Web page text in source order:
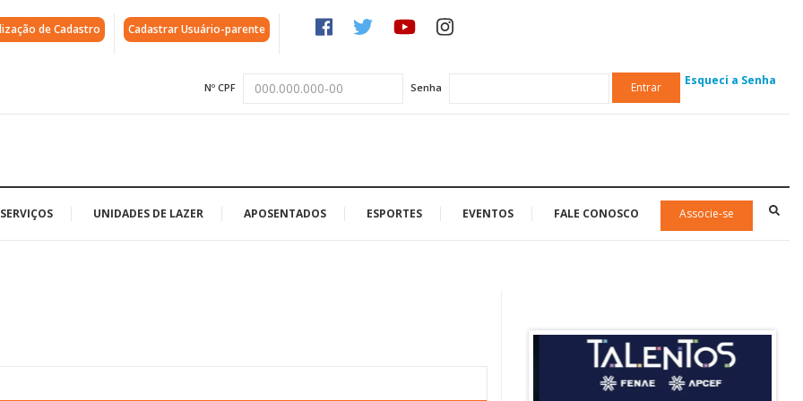
de Cadastro Cadastrar Usuário-parente
Nº CPF Senha Entrar Esqueci a Senha
SERVIÇOS UNIDADES DE LAZER APOSENTADOS ESPORTES EVENTOS FALE CONOSCO Associe-se